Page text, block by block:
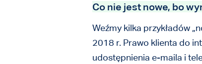
Co nie jest nowe, bo
Weźmy kilka przykładów
2018 r. Prawo klienta do
udostępnienia e-maila i